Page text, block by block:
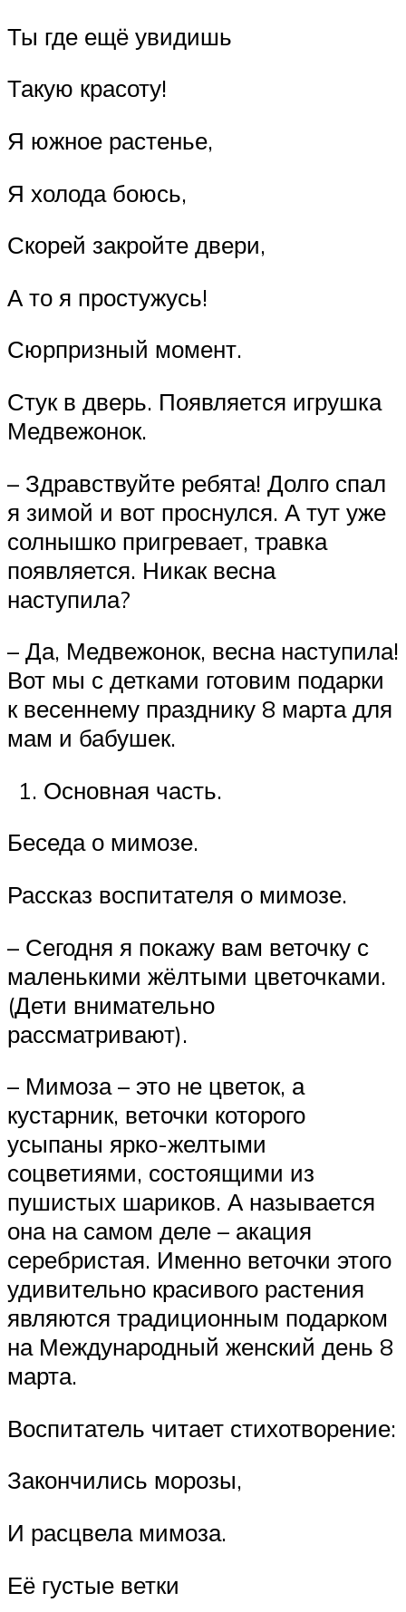
Ты где ещё увидишь
Такую красоту!
Я южное растенье,
Я холода боюсь,
Скорей закройте двери,
А то я простужусь!
Сюрпризный момент.
Стук в дверь. Появляется игрушка
Медвежонок.
– Здравствуйте ребята! Долго спал
я зимой и вот проснулся. А тут уже
солнышко пригревает, травка
появляется. Никак весна
наступила?
– Да, Медвежонок, весна наступила!
Вот мы с детками готовим подарки
к весеннему празднику 8 марта для
мам и бабушек.
Основная часть.
Беседа о мимозе.
Рассказ воспитателя о мимозе.
– Сегодня я покажу вам веточку с
маленькими жёлтыми цветочками.
(Дети внимательно
рассматривают).
– Мимоза – это не цветок, а
кустарник, веточки которого
усыпаны ярко-желтыми
соцветиями, состоящими из
пушистых шариков. А называется
она на самом деле – акация
серебристая. Именно веточки этого
удивительно красивого растения
являются традиционным подарком
на Международный женский день 8
марта.
Воспитатель читает стихотворение:
Закончились морозы,
И расцвела мимоза.
Её густые ветки